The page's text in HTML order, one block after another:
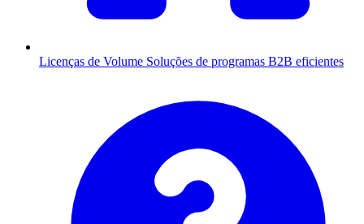
Licenças de Volume Soluções de programas B2B eficientes